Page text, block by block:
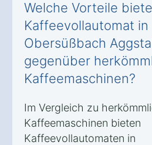
Welche Vorteile
Kaffeevollautomat in
Obersüßbach
gegenüber
Kaffeemaschinen?
Im Vergleich zu
Kaffeemaschinen bieten
Kaffeevollautomaten in